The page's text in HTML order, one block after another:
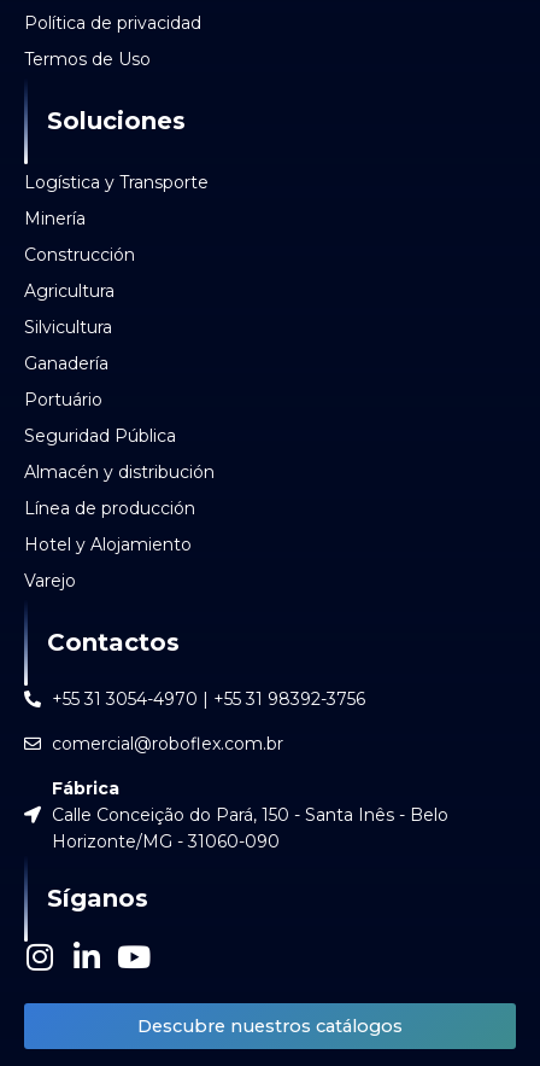
Política de privacidad
Termos de Uso
Soluciones
Logística y Transporte
Minería
Construcción
Agricultura
Silvicultura
Ganadería
Portuário
Seguridad Pública
Almacén y distribución
Línea de producción
Hotel y Alojamiento
Varejo
Contactos
+55 31 3054-4970 | +55 31 98392-3756
comercial@roboflex.com.br
Fábrica
Calle Conceição do Pará, 150 - Santa Inês - Belo
Horizonte/MG - 31060-090
Síganos
I
s
t
L
n
k
Y
u
t
Descubre nuestros catálogos